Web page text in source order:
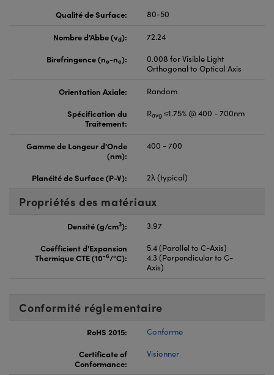
Qualité de Surface:
80-50
Nombre d'Abbe (vd):
72.24
Birefringence (no-ne):
0.008 for Visible Light
Orthogonal to Optical Axis
Orientation Axiale:
Random
Spécification du
Traitement:
Ravg ≤1.75% @ 400 - 700nm
Gamme de Longeur d'Onde
(nm):
400 - 700
Planéité de Surface (P-V): 2λ (typical)
Propriétés des matériaux
Densité (g/cm3):
3.97
Coéfficient d'Expansion
Thermique CTE (10-6/°C):
5.4 (Parallel to C-Axis)
4.3 (Perpendicular to C-
Axis)
Conformité réglementaire
RoHS 2015:
Conforme
Certificate of
Conformance:
Visionner